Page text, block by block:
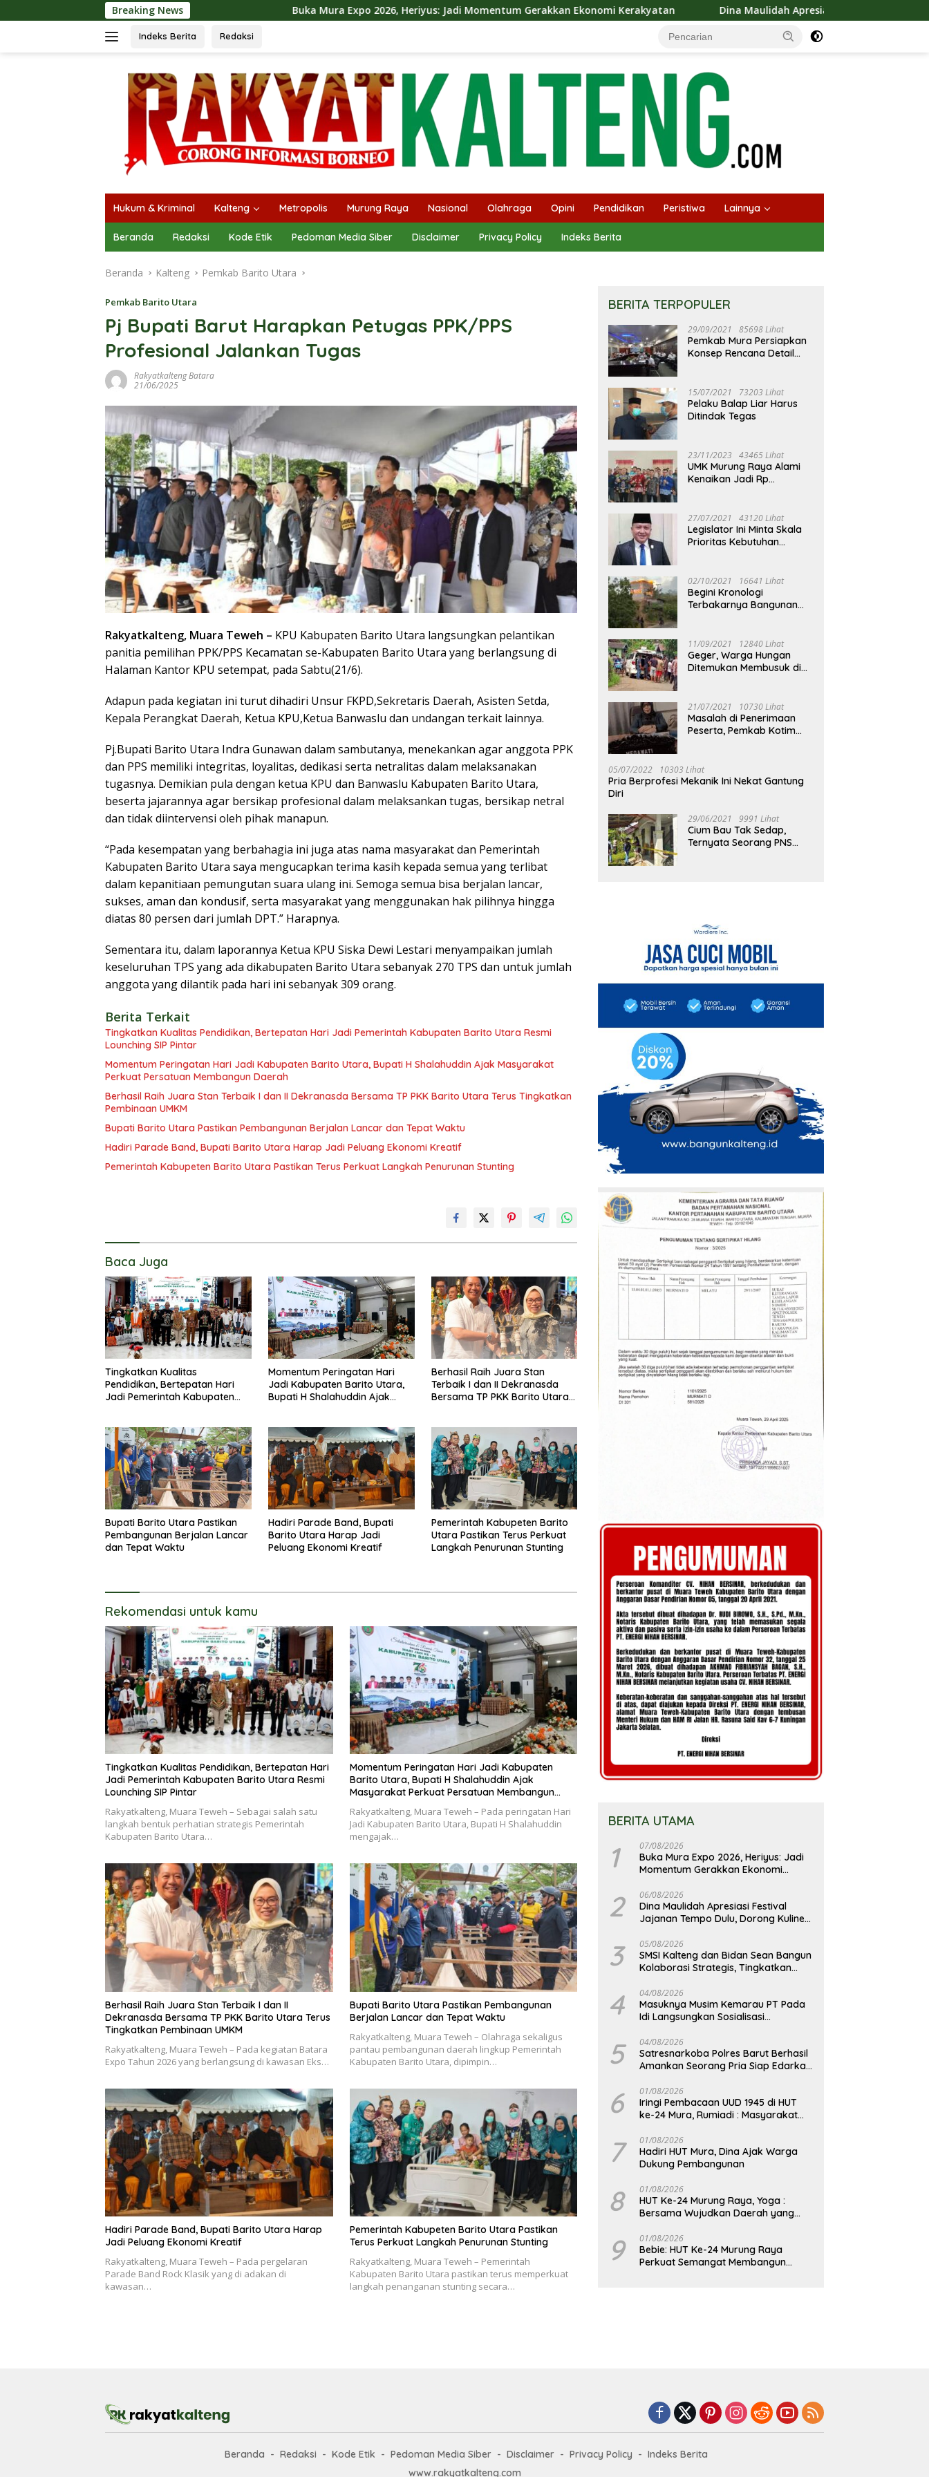
ke
Breaking NewsBuka Mura Expo 2026, Heriyus: Jadi Momentum Gerakkan Ekonomi Kerakyatan Dina Maulidah Apresiasi Festival Jajanan Tempo Dulu, Dorong
Indeks Berita Redaksi
Hukum & Kriminal Kalteng Metropolis Murung Raya Nasional Olahraga Opini Pendidikan Peristiwa Lainnya
Beranda Redaksi Kode Etik Pedoman Media Siber Disclaimer Privacy Policy Indeks Berita
Beranda Kalteng Pemkab Barito Utara
Pemkab Barito Utara
Pj Bupati Barut Harapkan Petugas PPK/PPS
Profesional Jalankan Tugas
Rakyatkalteng Batara
21/06/2025
Rakyatkalteng, Muara Teweh – KPU Kabupaten Barito Utara langsungkan pelantikan
panitia pemilihan PPK/PPS Kecamatan se-Kabupaten Barito Utara yang berlangsung di
Halaman Kantor KPU setempat, pada Sabtu(21/6).
Adapun pada kegiatan ini turut dihadiri Unsur FKPD,Sekretaris Daerah, Asisten Setda,
Kepala Perangkat Daerah, Ketua KPU,Ketua Banwaslu dan undangan terkait lainnya.
Pj.Bupati Barito Utara Indra Gunawan dalam sambutanya, menekankan agar anggota PPK
dan PPS memiliki integritas, loyalitas, dedikasi serta netralitas dalam melaksanakan
tugasnya. Demikian pula dengan ketua KPU dan Banwaslu Kabupaten Barito Utara,
beserta jajarannya agar bersikap profesional dalam melaksankan tugas, bersikap netral
dan tidak diintervensi oleh pihak manapun.
“Pada kesempatan yang berbahagia ini juga atas nama masyarakat dan Pemerintah
Kabupaten Barito Utara saya mengucapkan terima kasih kepada semua yang terlibat
dalam kepanitiaan pemungutan suara ulang ini. Semoga semua bisa berjalan lancar,
sukses, aman dan kondusif, serta masyarakat yang menggunakan hak pilihnya hingga
diatas 80 persen dari jumlah DPT.” Harapnya.
Sementara itu, dalam laporannya Ketua KPU Siska Dewi Lestari menyampaikan jumlah
keseluruhan TPS yang ada dikabupaten Barito Utara sebanyak 270 TPS dan untuk jumlah
anggota yang dilantik pada hari ini sebanyak 309 orang.
Berita Terkait
Tingkatkan Kualitas Pendidikan, Bertepatan Hari Jadi Pemerintah Kabupaten Barito Utara Resmi
Lounching SIP Pintar
Momentum Peringatan Hari Jadi Kabupaten Barito Utara, Bupati H Shalahuddin Ajak Masyarakat
Perkuat Persatuan Membangun Daerah
Berhasil Raih Juara Stan Terbaik I dan II Dekranasda Bersama TP PKK Barito Utara Terus Tingkatkan
Pembinaan UMKM
Bupati Barito Utara Pastikan Pembangunan Berjalan Lancar dan Tepat Waktu
Hadiri Parade Band, Bupati Barito Utara Harap Jadi Peluang Ekonomi Kreatif
Pemerintah Kabupeten Barito Utara Pastikan Terus Perkuat Langkah Penurunan Stunting
Baca Juga
Tingkatkan Kualitas
Pendidikan, Bertepatan Hari
Jadi Pemerintah Kabupaten
Momentum Peringatan Hari
Jadi Kabupaten Barito Utara,
Bupati H Shalahuddin Ajak
Berhasil Raih Juara Stan
Terbaik I dan II Dekranasda
Bersama TP PKK Barito Utara
Bupati Barito Utara Pastikan
Pembangunan Berjalan Lancar
dan Tepat Waktu
Hadiri Parade Band, Bupati
Barito Utara Harap Jadi
Peluang Ekonomi Kreatif
Pemerintah Kabupeten Barito
Utara Pastikan Terus Perkuat
Langkah Penurunan Stunting
Rekomendasi untuk kamu
Tingkatkan Kualitas Pendidikan, Bertepatan Hari
Jadi Pemerintah Kabupaten Barito Utara Resmi
Lounching SIP Pintar
Rakyatkalteng, Muara Teweh – Sebagai salah satu
langkah bentuk perhatian strategis Pemerintah
Kabupaten Barito Utara…
Momentum Peringatan Hari Jadi Kabupaten
Barito Utara, Bupati H Shalahuddin Ajak
Masyarakat Perkuat Persatuan Membangun
Rakyatkalteng, Muara Teweh – Pada peringatan Hari
Jadi Kabupaten Barito Utara, Bupati H Shalahuddin
mengajak…
Berhasil Raih Juara Stan Terbaik I dan II
Dekranasda Bersama TP PKK Barito Utara Terus
Tingkatkan Pembinaan UMKM
Rakyatkalteng, Muara Teweh – Pada kegiatan Batara
Expo Tahun 2026 yang berlangsung di kawasan Eks…
Bupati Barito Utara Pastikan Pembangunan
Berjalan Lancar dan Tepat Waktu
Rakyatkalteng, Muara Teweh – Olahraga sekaligus
pantau pembangunan daerah lingkup Pemerintah
Kabupaten Barito Utara, dipimpin…
Hadiri Parade Band, Bupati Barito Utara Harap
Jadi Peluang Ekonomi Kreatif
Rakyatkalteng, Muara Teweh – Pada pergelaran
Parade Band Rock Klasik yang di adakan di
kawasan…
Pemerintah Kabupeten Barito Utara Pastikan
Terus Perkuat Langkah Penurunan Stunting
Rakyatkalteng, Muara Teweh – Pemerintah
Kabupaten Barito Utara pastikan terus memperkuat
langkah penanganan stunting secara…
BERITA TERPOPULER
29/09/2021 85698 Lihat
Pemkab Mura Persiapkan
Konsep Rencana Detail
15/07/2021 73203 Lihat
Pelaku Balap Liar Harus
Ditindak Tegas
23/11/2023 43465 Lihat
UMK Murung Raya Alami
Kenaikan Jadi Rp
27/07/2021 43120 Lihat
Legislator Ini Minta Skala
Prioritas Kebutuhan
02/10/2021 16641 Lihat
Begini Kronologi
Terbakarnya Bangunan
11/09/2021 12840 Lihat
Geger, Warga Hungan
Ditemukan Membusuk di
21/07/2021 10730 Lihat
Masalah di Penerimaan
Peserta, Pemkab Kotim
05/07/2022 10303 Lihat
Pria Berprofesi Mekanik Ini Nekat Gantung
Diri
29/06/2021 9991 Lihat
Cium Bau Tak Sedap,
Ternyata Seorang PNS
BERITA UTAMA
1 07/08/2026
Buka Mura Expo 2026, Heriyus: Jadi
Momentum Gerakkan Ekonomi
2 06/08/2026
Dina Maulidah Apresiasi Festival
Jajanan Tempo Dulu, Dorong Kuliner
3 05/08/2026
SMSI Kalteng dan Bidan Sean Bangun
Kolaborasi Strategis, Tingkatkan
4 04/08/2026
Masuknya Musim Kemarau PT Pada
Idi Langsungkan Sosialisasi
5 04/08/2026
Satresnarkoba Polres Barut Berhasil
Amankan Seorang Pria Siap Edarkan
Gram
6 01/08/2026
Iringi Pembacaan UUD 1945 di HUT
ke-24 Mura, Rumiadi : Masyarakat
yang Lebih Besar
7 01/08/2026
Hadiri HUT Mura, Dina Ajak Warga
Dukung Pembangunan
8 01/08/2026
HUT Ke-24 Murung Raya, Yoga :
Bersama Wujudkan Daerah yang
9 01/08/2026
Bebie: HUT Ke-24 Murung Raya
Perkuat Semangat Membangun
Beranda Redaksi Kode Etik Pedoman Media Siber Disclaimer Privacy Policy
Indeks Berita
www.rakyatkalteng.com